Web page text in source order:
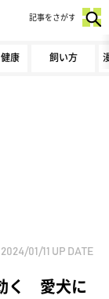
康 飼い方
記事をさがす
2024/01/11 UP DATE
く 愛犬に